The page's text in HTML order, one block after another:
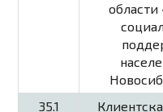
области
35.1